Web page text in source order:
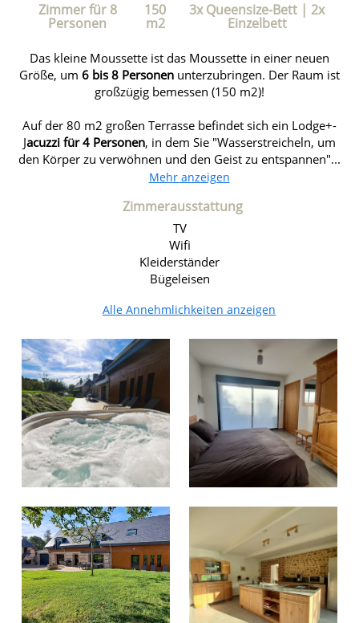
Zimmer für 8
Personen
150
m2
3x Queensize-Bett | 2x
Einzelbett
Das kleine Moussette ist das Moussette in einer neuen
Größe, um 6 bis 8 Personen unterzubringen. Der Raum ist
großzügig bemessen (150 m2)!
Auf der 80 m2 großen Terrasse befindet sich ein Lodge+-
Jacuzzi für 4 Personen, in dem Sie "Wasserstreicheln, um
den Körper zu verwöhnen und den Geist zu entspannen"...
Mehr anzeigen
Zimmerausstattung
TV
Wifi
Kleiderständer
Bügeleisen
Alle Annehmlichkeiten anzeigen